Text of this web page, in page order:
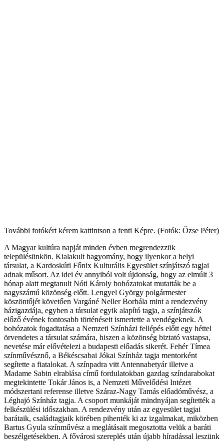
További fotókért kérem kattintson a fenti Képre. (Fotók: Őzse Péter)
A Magyar kultúra napját minden évben megrendezzük
településünkön. Kialakult hagyomány, hogy ilyenkor a helyi
társulat, a Kardoskúti Főnix Kulturális Egyesület színjátszó tagjai
adnak műsort. Az idei év annyiból volt újdonság, hogy az elmúlt 3
hónap alatt megtanult Nóti Károly bohózatokat mutatták be a
nagyszámú közönség előtt. Lengyel György polgármester
köszöntőjét követően Vargáné Neller Borbála mint a rendezvény
házigazdája, egyben a társulat egyik alapító tagja, a színjátszók
előző évének fontosabb történéseit ismertette a vendégeknek. A
bohózatok fogadtatása a Nemzeti Színházi fellépés előtt egy héttel
örvendetes a társulat számára, hiszen a közönség biztató vastapsa,
nevetése már elővételezi a budapesti előadás sikerét. Fehér Tímea
színművésznő, a Békéscsabai Jókai Színház tagja mentorként
segítette a fiatalokat. A színpadra vitt Antennabetyár illetve a
Madame Sabin elrablása című fordulatokban gazdag színdarabokat
megtekintette Tokár János is, a Nemzeti Művelődési Intézet
módszertani referense illetve Száraz-Nagy Tamás előadóművész, a
Léghajó Színház tagja. A csoport munkáját mindnyájan segítették a
felkészülési időszakban. A rendezvény után az egyesület tagjai
barátaik, családtagjaik körében pihenték ki az izgalmakat, miközben
Bartus Gyula színművész a meglátásait megosztotta velük a baráti
beszélgetésekben. A fővárosi szereplés után újabb híradással leszünk